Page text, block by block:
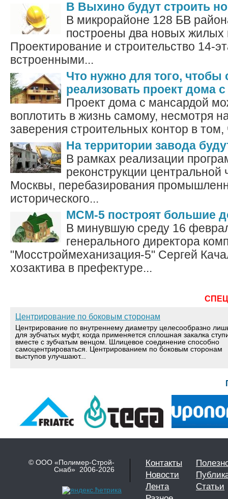
В Выхино будут строить
В микрорайоне 128 БВ
построены два новых жилых
Проектирование и строительство 14-
встроенными...
Что нужно для того, чтобы
реализовать проект дома
Проект дома с мансардой
воплотить в жизнь самому, несмотря
заверения строительных контор в том,
На территории завода
В рамках реализации
реконструкции центральной
Москвы, перебазирования
исторического...
МСМ-5 построят большие
В минувшую среду 16
генерального директора
"Мосстроймеханизация-5" Сергей
хозактива в префектуре...
Центрирование по боковым сторонам
Центрирование по внутреннему диаметру целесообразно
для зубчатых муфт, когда применяется сплошная закалка
вместе с зубчатым венцом. Шлицевое соединение способно
самоцентрироваться. Центрированием по боковым сторонам
выступов улучшают...
© ООО «Полимер-Строй-
Снаб» 2006-2026
Контакты
Новости
Лента
Статьи